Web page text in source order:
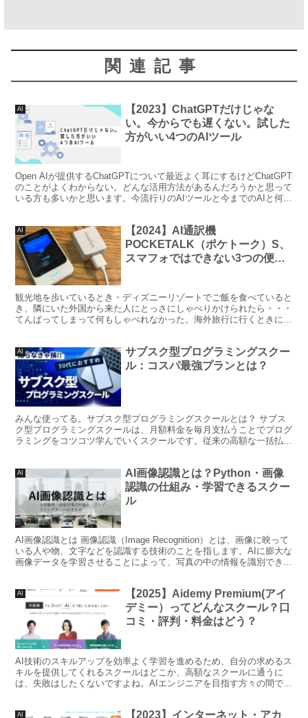
関連記事
AI
【2023】ChatGPTだけじゃな
い。今からでも遅くない。試した
方がいい4つのAIツール
Open AIが提供するChatGPTについて最近よく耳にするけどChatGPT
のことがよくわからない。どんな活用方法があるんだろうかと思って
いる方も多いかと思います。今流行りのAIツールと今までのAIと何が
AI
【2024】AI通訳機
POCKETALK（ポケトーク）S、
スマフォではできない3つの便利
観光地を歩いているとき・ディズニーリゾートでご飯を食べていると
き、隣にいた外国から来た人にとっさにしゃべりかけられたら・・・
てんぱってしまって何もしゃべれなかった。海外旅行に行くときに、
AI
サブスク型プログラミングスクー
ル：コスパ最強プランとは？
みんな使ってる。サブスク型プログラミングスクールとは？ サブス
ク型プログラミングスクールは、月額料金を毎月支払うことでプログ
ラミングをコツコツ学んでいくスクールです。従来の高額な一括払い
AI
AI画像認識とは？Python・画像
認識の仕組み・学習できるスクー
ル
AI画像認識とは 画像認識（Image Recognition）とは、画像に映って
いる人や物、文字などを認識する技術のことを指します。AIに膨大な
画像データを学習させることによって、写真の中の情報を識別できる
AI
【2025】Aidemy Premium(アイ
デミー）ってどんなスクール？口
コミ・評判・料金はどう？
AI技術のスキルアップを効率よく学習を進めるため、自分の求めるス
キルを提供してくれるスクールはどこか、高額なスクールに通うに
は、失敗はしたくないですよね。AIエンジニアを目指す方々の間で注
AI 【2023】インターネット・アカ